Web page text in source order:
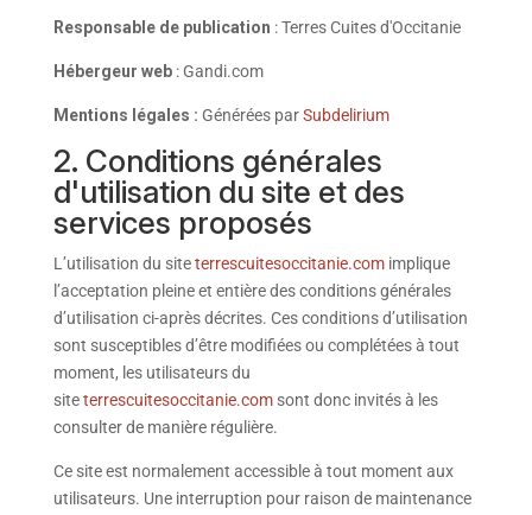
Responsable de publication : Terres Cuites d'Occitanie
Hébergeur web: Gandi.com
Mentions légales : Générées parSubdelirium
2. Conditions générales
d'utilisation du site et des
services proposés
L’utilisation du siteterrescuitesoccitanie.comimplique
l’acceptation pleine et entière des conditions générales
d’utilisation ci-après décrites. Ces conditions d’utilisation
sont susceptibles d’être modifiées ou complétées à tout
moment, les utilisateurs du
siteterrescuitesoccitanie.comsont donc invités à les
consulter de manière régulière.
Ce site est normalement accessible à tout moment aux
utilisateurs. Une interruption pour raison de maintenance